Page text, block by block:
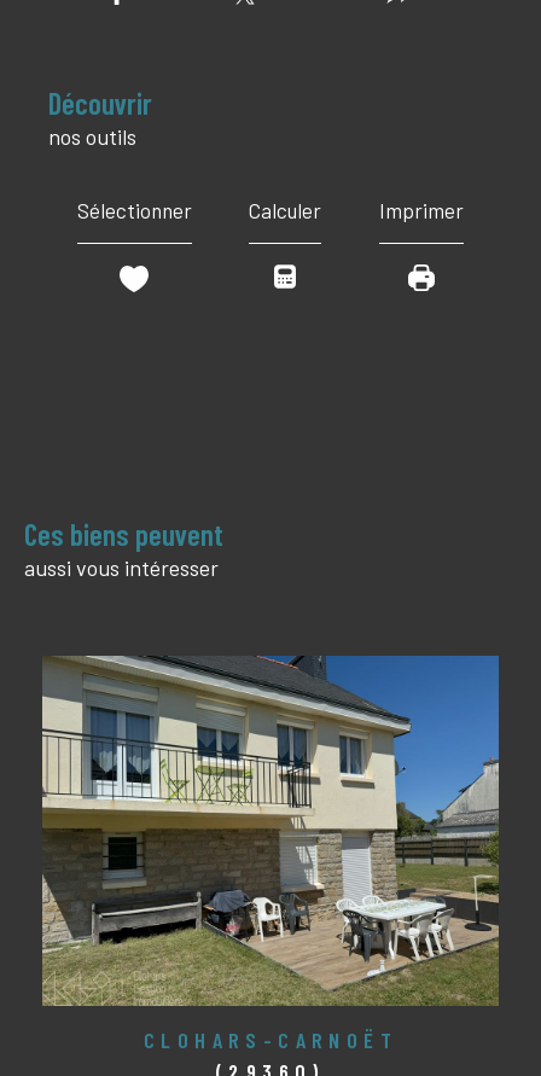
découvrir
nos outils
Sélectionner Calculer Imprimer
Ces biens peuvent
aussi vous intéresser
CLOHARS-CARNOËT